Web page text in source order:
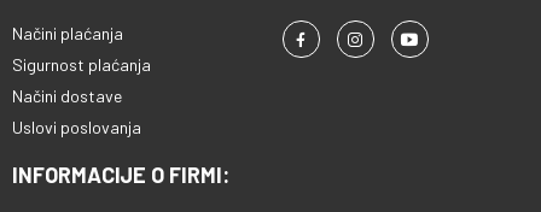
Načini plaćanja
Sigurnost plaćanja
Načini dostave
Uslovi poslovanja
INFORMACIJE O FIRMI: